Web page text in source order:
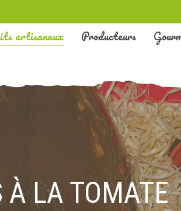
artisanaux Producteurs
À LA TOMATE